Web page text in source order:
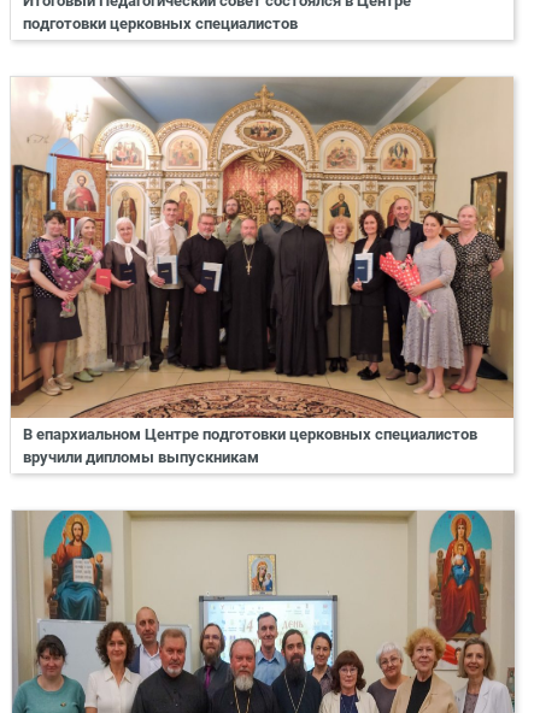
подготовки церковных специалистов
В епархиальном Центре подготовки церковных специалистов
вручили дипломы выпускникам